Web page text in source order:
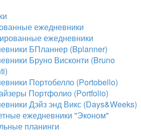
ежедневники
ежедневники
БПланнер (Bplanner)
Бруно Висконти (Bruno
Портобелло (Portobello)
Портфолио (Portfolio)
Дэйз энд Викс (Days&Weeks)
ежедневники "Эконом"
планинги